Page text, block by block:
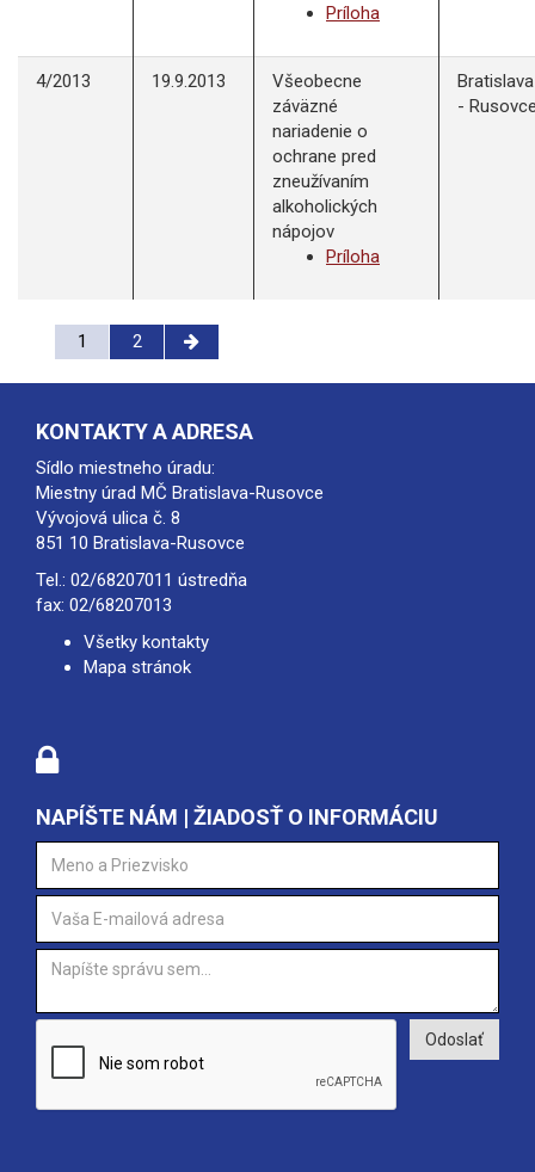
Príloha
4/2013 19.9.2013
Všeobecne
záväzné
nariadenie o
ochrane pred
zneužívaním
alkoholických
nápojov
Príloha
Bratislava
-
1 2
KONTAKTY A ADRESA
Sídlo miestneho úradu:
Miestny úrad MČ Bratislava-Rusovce
Vývojová ulica č. 8
851 10 Bratislava-Rusovce
Tel.: 02/68207011 ústredňa
fax: 02/68207013
Všetky kontakty
Mapa stránok
NAPÍŠTE NÁM | ŽIADOSŤ O INFORMÁCIU